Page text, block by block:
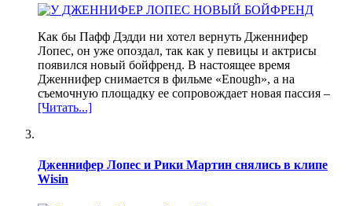
Как бы Пафф Дэдди ни хотел вернуть Дженнифер
Лопес, он уже опоздал, так как у певицы и актрисы
появился новый бойфренд. В настоящее время
Дженнифер снимается в фильме «Enough», а на
съемочную площадку ее сопровождает новая пассия –
[Читать...]
Дженнифер Лопес и Рики Мартин снялись в клипе
Wisin